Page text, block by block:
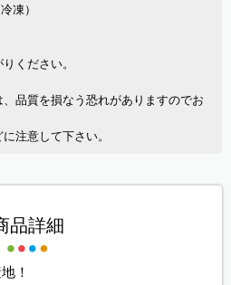
凍）
ください。
品質を損なう恐れがありますのでお
注意して下さい。
品詳細
！